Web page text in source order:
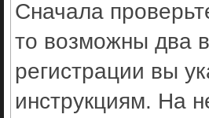
Сначала
то возможны два
регистрации вы
инструкциям. На